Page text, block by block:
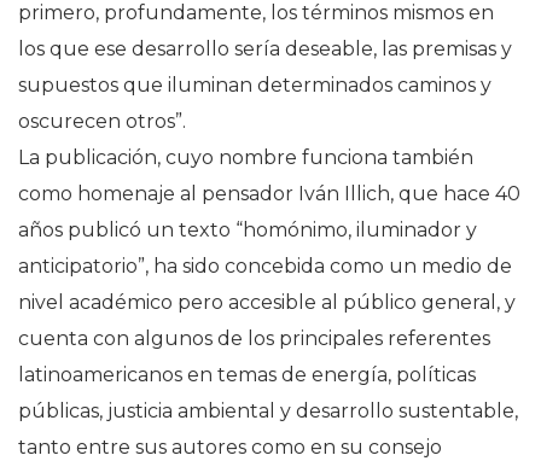
primero, profundamente, los términos mismos en
los que ese desarrollo sería deseable, las premisas y
supuestos que iluminan determinados caminos y
oscurecen otros”.
La publicación, cuyo nombre funciona también
como homenaje al pensador Iván Illich, que hace 40
años publicó un texto “homónimo, iluminador y
anticipatorio”, ha sido concebida como un medio de
nivel académico pero accesible al público general, y
cuenta con algunos de los principales referentes
latinoamericanos en temas de energía, políticas
públicas, justicia ambiental y desarrollo sustentable,
tanto entre sus autores como en su consejo